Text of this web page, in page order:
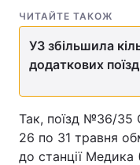
Техно і зв'язок
Зброя
Цікавинки
Екологія
ЧИТАЙТЕ ТАКОЖ
УЗ збільшила
додаткових
Так, поїзд №36/35
26 по 31 травня
до станції